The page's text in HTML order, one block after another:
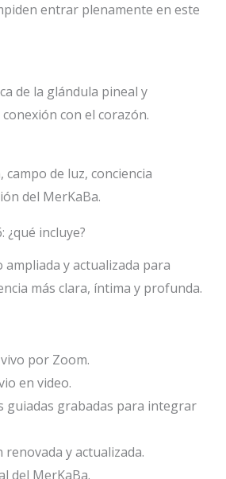
entrar plenamente en este
de la glándula pineal y
con el corazón.
de luz, conciencia
del MerKaBa.
¿qué incluye?
ampliada y actualizada para
más clara, íntima y profunda.
por Zoom.
en video.
guiadas grabadas para integrar
renovada y actualizada.
del MerKaBa.